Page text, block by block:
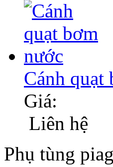
Cánh quạt
Giá:
Liên hệ
Phụ tùng